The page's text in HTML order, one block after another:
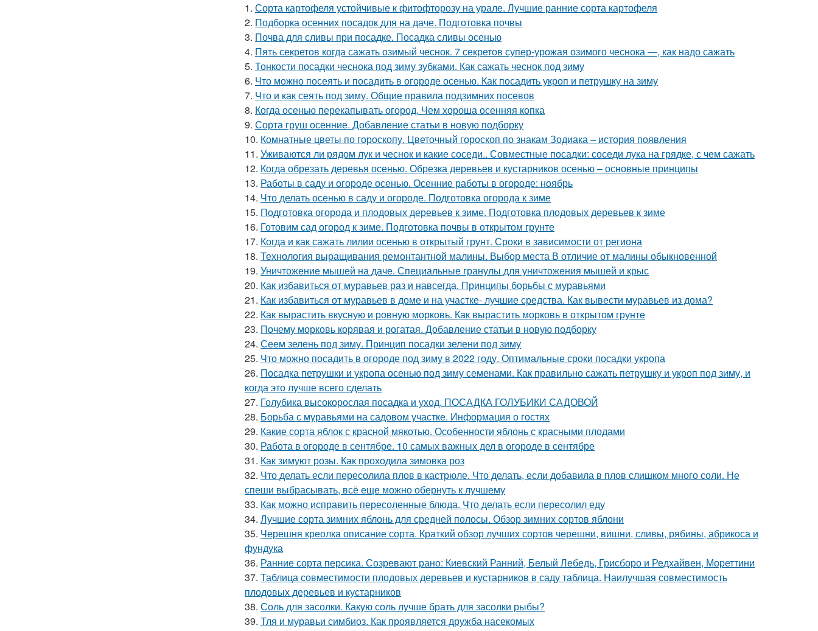
1. Сорта картофеля устойчивые к фитофторозу на урале. Лучшие ранние сорта картофеля
2. Подборка осенних посадок для на даче. Подготовка почвы
3. Почва для сливы при посадке. Посадка сливы осенью
4. Пять секретов когда сажать озимый чеснок. 7 секретов супер-урожая озимого чеснока —, как надо сажать
5. Тонкости посадки чеснока под зиму зубками. Как сажать чеснок под зиму
6. Что можно посеять и посадить в огороде осенью. Как посадить укроп и петрушку на зиму
7. Что и как сеять под зиму. Общие правила подзимних посевов
8. Когда осенью перекапывать огород. Чем хороша осенняя копка
9. Сорта груш осенние. Добавление статьи в новую подборку
10. Комнатные цветы по гороскопу. Цветочный гороскоп по знакам Зодиака – история появления
11. Уживаются ли рядом лук и чеснок и какие соседи.. Совместные посадки: соседи лука на грядке, с чем сажать
12. Когда обрезать деревья осенью. Обрезка деревьев и кустарников осенью – основные принципы
13. Работы в саду и огороде осенью. Осенние работы в огороде: ноябрь
14. Что делать осенью в саду и огороде. Подготовка огорода к зиме
15. Подготовка огорода и плодовых деревьев к зиме. Подготовка плодовых деревьев к зиме
16. Готовим сад огород к зиме. Подготовка почвы в открытом грунте
17. Когда и как сажать лилии осенью в открытый грунт. Сроки в зависимости от региона
18. Технология выращивания ремонтантной малины. Выбор места В отличие от малины обыкновенной
19. Уничтожение мышей на даче. Специальные гранулы для уничтожения мышей и крыс
20. Как избавиться от муравьев раз и навсегда. Принципы борьбы с муравьями
21. Как избавиться от муравьев в доме и на участке- лучшие средства. Как вывести муравьев из дома?
22. Как вырастить вкусную и ровную морковь. Как вырастить морковь в открытом грунте
23. Почему морковь корявая и рогатая. Добавление статьи в новую подборку
24. Сеем зелень под зиму. Принцип посадки зелени под зиму
25. Что можно посадить в огороде под зиму в 2022 году. Оптимальные сроки посадки укропа
26. Посадка петрушки и укропа осенью под зиму семенами. Как правильно сажать петрушку и укроп под зиму, и
когда это лучше всего сделать
27. Голубика высокорослая посадка и уход. ПОСАДКА ГОЛУБИКИ САДОВОЙ
28. Борьба с муравьями на садовом участке. Информация о гостях
29. Какие сорта яблок с красной мякотью. Особенности яблонь с красными плодами
30. Работа в огороде в сентябре. 10 самых важных дел в огороде в сентябре
31. Как зимуют розы. Как проходила зимовка роз
32. Что делать если пересолила плов в кастрюле. Что делать, если добавила в плов слишком много соли. Не
спеши выбрасывать, всё еще можно обернуть к лучшему
33. Как можно исправить пересоленные блюда. Что делать если пересолил еду
34. Лучшие сорта зимних яблонь для средней полосы. Обзор зимних сортов яблони
35. Черешня креолка описание сорта. Краткий обзор лучших сортов черешни, вишни, сливы, рябины, абрикоса и
фундука
36. Ранние сорта персика. Созревают рано: Киевский Ранний, Белый Лебедь, Грисборо и Редхайвен, Мореттини
37. Таблица совместимости плодовых деревьев и кустарников в саду таблица. Наилучшая совместимость
плодовых деревьев и кустарников
38. Соль для засолки. Какую соль лучше брать для засолки рыбы?
39. Тля и муравьи симбиоз. Как проявляется дружба насекомых